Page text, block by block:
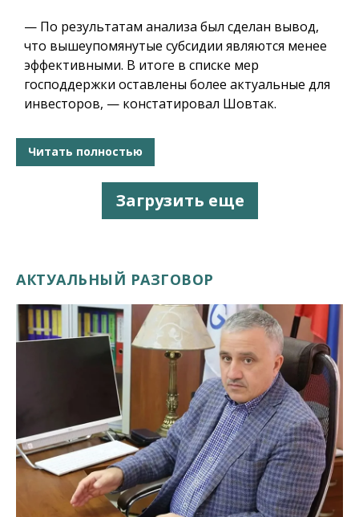
— По результатам анализа был сделан вывод,
что вышеупомянутые субсидии являются менее
эффективными. В итоге в списке мер
господдержки оставлены более актуальные для
инвесторов, — констатировал Шовтак.
Читать полностью
Загрузить еще
АКТУАЛЬНЫЙ РАЗГОВОР